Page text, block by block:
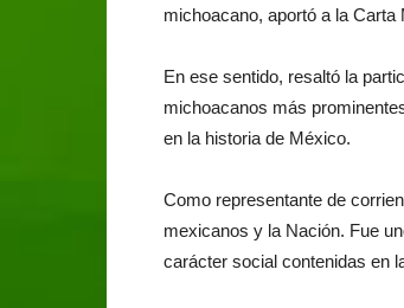
michoacano, aportó a la
En ese sentido, resaltó la
michoacanos más
en la historia de México.
Como representante de
mexicanos y la Nación. Fue
carácter social contenidas en